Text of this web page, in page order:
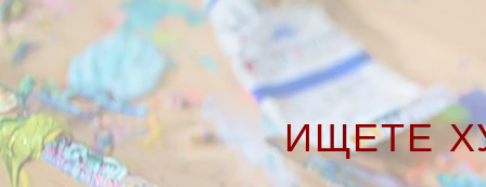
ИЩЕТЕ